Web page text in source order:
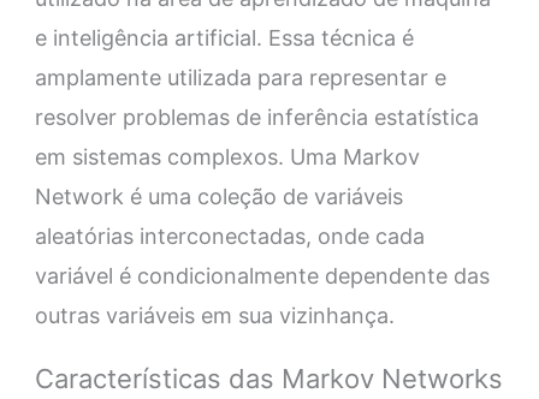
e inteligência artificial. Essa técnica é
amplamente utilizada para representar e
resolver problemas de inferência estatística
em sistemas complexos. Uma Markov
Network é uma coleção de variáveis
aleatórias interconectadas, onde cada
variável é condicionalmente dependente das
outras variáveis em sua vizinhança.
Características das Markov Networks